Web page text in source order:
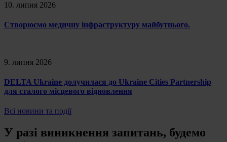
10. липня 2026
Створюємо медичну інфраструктуру майбутнього.
9. липня 2026
DELTA Ukraine долучилася до Ukraine Cities Partnership
для сталого місцевого відновлення
Всі новини та події
У разі виникнення запитань, будемо